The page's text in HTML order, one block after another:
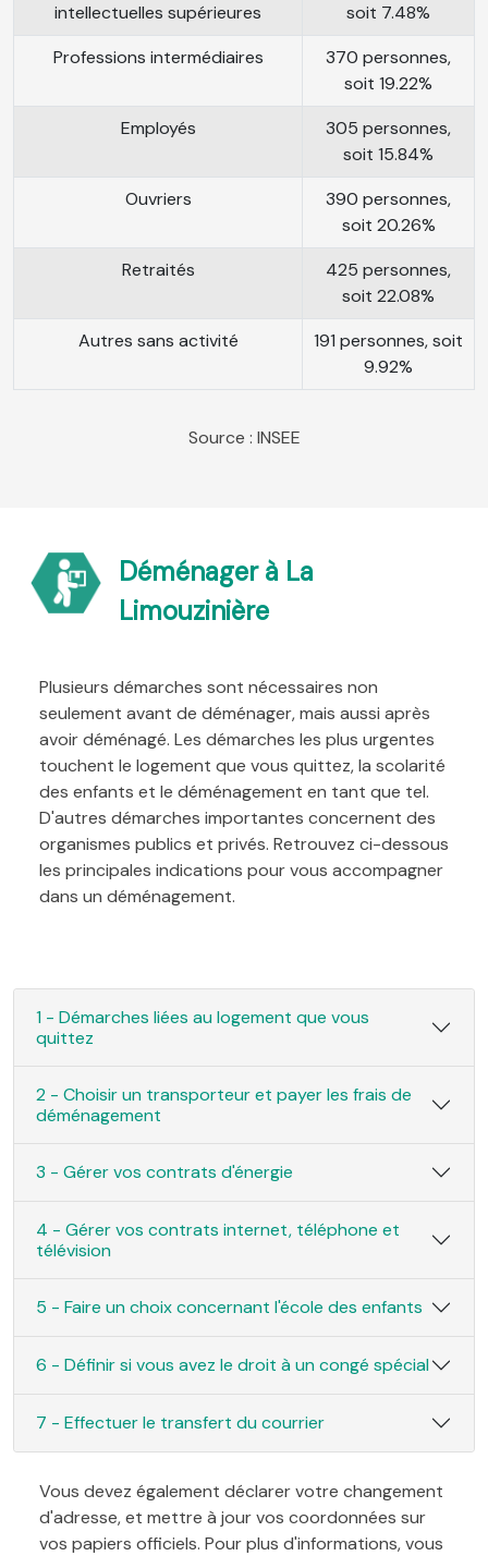
intellectuelles supérieures
soit 7.48%
Professions intermédiaires
370 personnes,
soit 19.22%
Employés
305 personnes,
soit 15.84%
Ouvriers
390 personnes,
soit 20.26%
Retraités
425 personnes,
soit 22.08%
Autres sans activité
191 personnes, soit
9.92%
Source : INSEE
Déménager à La
Limouzinière
Plusieurs démarches sont nécessaires non
seulement avant de déménager, mais aussi après
avoir déménagé. Les démarches les plus urgentes
touchent le logement que vous quittez, la scolarité
des enfants et le déménagement en tant que tel.
D'autres démarches importantes concernent des
organismes publics et privés. Retrouvez ci-dessous
les principales indications pour vous accompagner
dans un déménagement.
1 - Démarches liées au logement que vous
quittez
2 - Choisir un transporteur et payer les frais de
déménagement
3 - Gérer vos contrats d'énergie
4 - Gérer vos contrats internet, téléphone et
télévision
5 - Faire un choix concernant l'école des enfants
6 - Définir si vous avez le droit à un congé spécial
7 - Effectuer le transfert du courrier
Vous devez également déclarer votre changement
d'adresse, et mettre à jour vos coordonnées sur
vos papiers officiels. Pour plus d'informations, vous